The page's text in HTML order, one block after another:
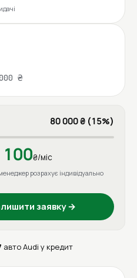
₴
80 000 ₴ (15%)
100₴/міс
розрахує індивідуально
заявку →
авто Audi у кредит